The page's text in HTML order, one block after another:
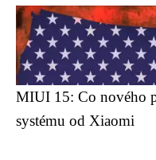
MIUI 15: Co nového
systému od Xiaomi